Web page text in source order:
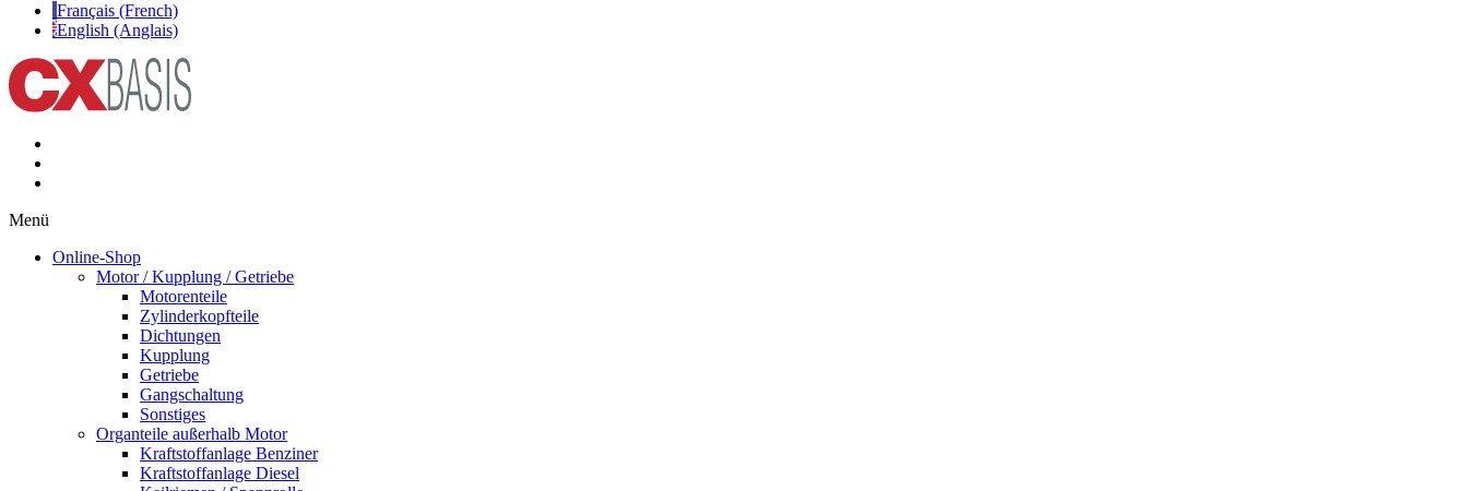
Français (French)
English (Anglais)
Menü
Online-Shop
Motor / Kupplung / Getriebe
Motorenteile
Zylinderkopfteile
Dichtungen
Kupplung
Getriebe
Gangschaltung
Sonstiges
Organteile außerhalb Motor
Kraftstoffanlage Benziner
Kraftstoffanlage Diesel